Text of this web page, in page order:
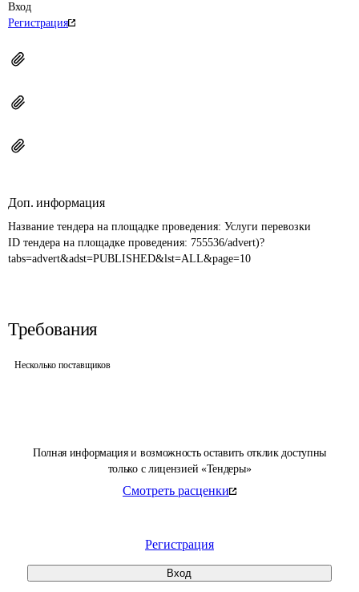
Полная информация и возможность оставить отклик доступны
только с лицензией «Тендеры»
Смотреть расценки
Регистрация
Вход
Вход
Регистрация
Доп. информация
Название тендера на площадке проведения: Услуги перевозки
ID тендера на площадке проведения: 755536/advert)?
tabs=advert&adst=PUBLISHED&lst=ALL&page=10
Требования
Несколько поставщиков